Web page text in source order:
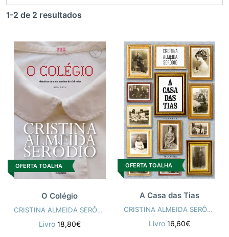
1-2 de 2 resultados
OFERTA TOALHA
O Colégio
CRISTINA ALMEIDA SERÔDIO
Livro 18,80€
OFERTA TOALHA
A Casa das Tias
CRISTINA ALMEIDA SERÔDIO
Livro 16,60€